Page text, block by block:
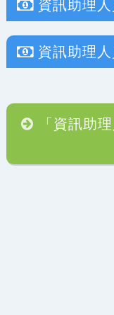
資訊助理人
資訊助理人
「資訊助理